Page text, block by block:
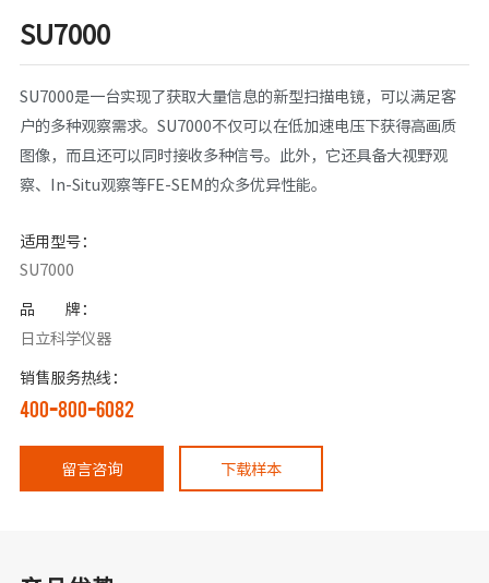
SU7000
SU7000是一台实现了获取大量信息的新型扫描电镜，可以满足客
户的多种观察需求。SU7000不仅可以在低加速电压下获得高画质
图像，而且还可以同时接收多种信号。此外，它还具备大视野观
察、In-Situ观察等FE-SEM的众多优异性能。
适用型号：
SU7000
品 牌：
日立科学仪器
销售服务热线：
400-800-6082
留言咨询 下载样本